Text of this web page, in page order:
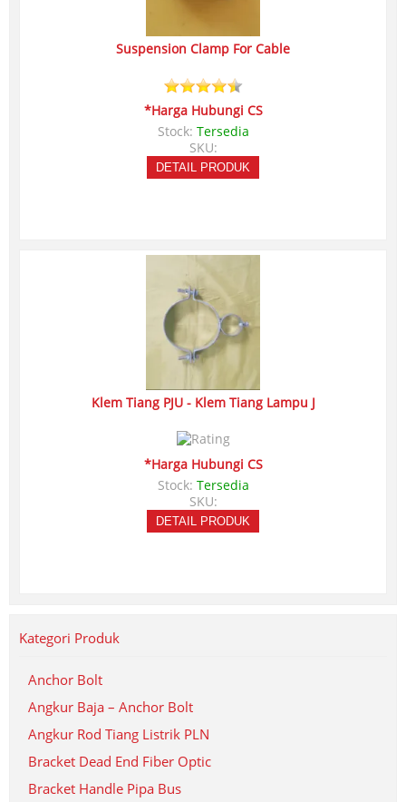
Suspension Clamp For Cable
*Harga Hubungi CS
Stock: Tersedia
SKU:
DETAIL PRODUK
Klem Tiang PJU - Klem Tiang Lampu J
*Harga Hubungi CS
Stock: Tersedia
SKU:
DETAIL PRODUK
Kategori Produk
Anchor Bolt
Angkur Baja – Anchor Bolt
Angkur Rod Tiang Listrik PLN
Bracket Dead End Fiber Optic
Bracket Handle Pipa Bus